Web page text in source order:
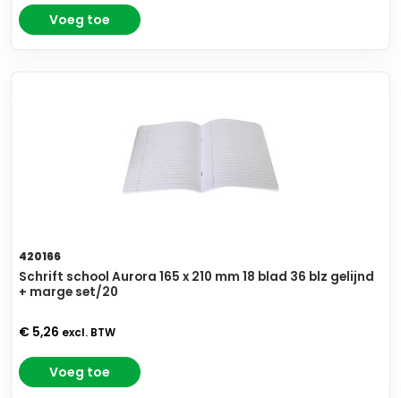
Voeg toe
420166
Schrift school Aurora 165 x 210 mm 18 blad 36 blz gelijnd
+ marge set/20
€ 5,26 excl. BTW
Voeg toe